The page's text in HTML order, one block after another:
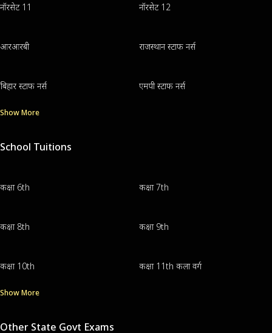
नॉरसेट 11 नॉरसेट 12
आरआरबी राजस्थान स्टाफ नर्स
बिहार स्टाफ नर्स एमपी स्टाफ नर्स
Show More
School Tuitions
कक्षा 6th कक्षा 7th
कक्षा 8th कक्षा 9th
कक्षा 10th कक्षा 11th कला वर्ग
Show More
Other State Govt Exams